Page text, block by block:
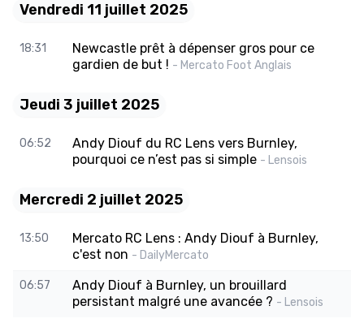
Vendredi 11 juillet 2025
18:31
Newcastle prêt à dépenser gros pour ce
gardien de but ! - Mercato Foot Anglais
Jeudi 3 juillet 2025
06:52
Andy Diouf du RC Lens vers Burnley,
pourquoi ce n’est pas si simple - Lensois
Mercredi 2 juillet 2025
13:50
Mercato RC Lens : Andy Diouf à Burnley,
c'est non - DailyMercato
06:57
Andy Diouf à Burnley, un brouillard
persistant malgré une avancée ? - Lensois